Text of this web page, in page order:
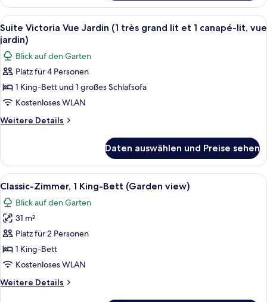
anzeigen
1
Queen-
Bett,
Meerblick
(Marcel
Proust)
Alle
Fotos
für
Suite
Victoria
Vue
Jardin
(1
lit
et
1
canapé-
lit,
vue
jardin)
anzeigen
Ein Hotelzimmer mit einem großen
5
Suite Victoria Vue Jardin (1 très grand lit et 1 canapé-lit, vue
jardin)
Blick auf den Garten
Platz für 4 Personen
1 King-Bett und 1 großes Schlafsofa
Kostenloses WLAN
Weitere Details
Weitere
Victoria
Vue
Jardin
très
grand
et
canapé-
lit,
vue
Daten auswählen und Preise sehen
Alle
Fotos
für
Classic-
Zimmer,
1 King-
Bett
view)
Ein Hotelzimmer mit großem
12
Classic-Zimmer, 1 King-Bett (Garden view)
Blick auf den Garten
31 m²
Platz für 2 Personen
1 King-Bett
Kostenloses WLAN
Weitere Details
Weitere